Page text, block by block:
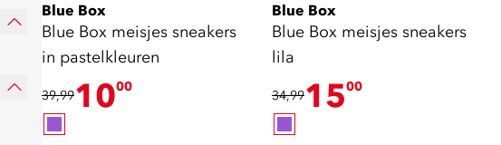
Blue Box
Blue Box meisjes sneakers
in pastelkleuren
39,991000
Blue Box
Blue Box meisjes sneakers
lila
34,991500